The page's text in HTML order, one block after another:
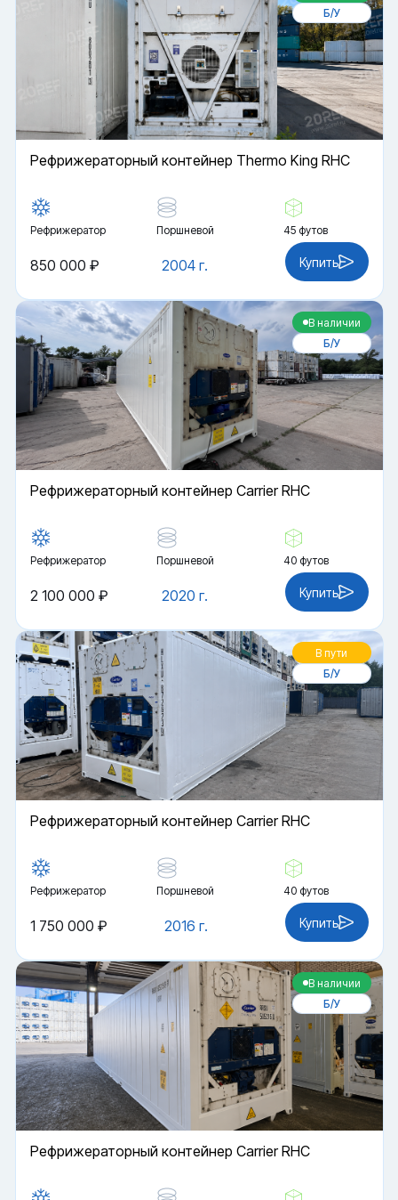
Б/У
Рефрижераторный контейнер Thermo King RHC
Рефрижератор Поршневой 45 футов
2004 г.
850 000 ₽ Купить
В наличии
Б/У
Рефрижераторный контейнер Carrier RHC
Рефрижератор Поршневой 40 футов
2020 г.
2 100 000 ₽ Купить
В пути
Б/У
Рефрижераторный контейнер Carrier RHC
Рефрижератор Поршневой 40 футов
2016 г.
1 750 000 ₽ Купить
В наличии
Б/У
Рефрижераторный контейнер Carrier RHC